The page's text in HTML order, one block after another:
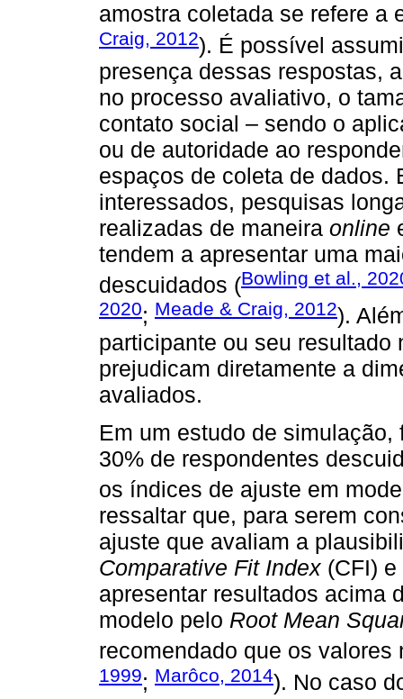
amostra coletada se refere a
Craig, 2012). É possível
presença dessas respostas,
no processo avaliativo, o
contato social – sendo o
ou de autoridade ao
espaços de coleta de dados.
interessados, pesquisas
realizadas de maneira online
tendem a apresentar uma
descuidados (Bowling et al.,
2020; Meade & Craig, 2012).
participante ou seu
prejudicam diretamente a
avaliados.
Em um estudo de
30% de respondentes
os índices de ajuste em
ressaltar que, para serem
ajuste que avaliam a
Comparative Fit Index (CFI)
apresentar resultados acima
modelo pelo Root Mean
recomendado que os valores
1999; Marôco, 2014). No caso